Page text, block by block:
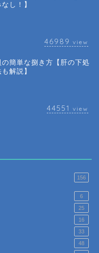
し！】
46989 view
の簡単な捌き方【肝の下処
解説】
44551 view
156
6
25
16
33
48